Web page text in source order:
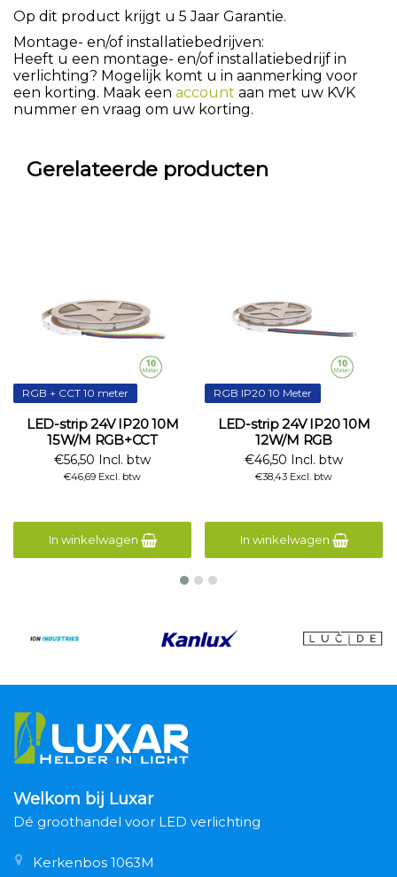
Op dit product krijgt u 5 Jaar Garantie.
Montage- en/of installatiebedrijven:
Heeft u een montage- en/of installatiebedrijf in
verlichting? Mogelijk komt u in aanmerking voor
een korting. Maak een account aan met uw KVK
nummer en vraag om uw korting.
Gerelateerde producten
RGB + CCT 10 meter
LED-strip 24V IP20 10M
15W/M RGB+CCT
€56,50 Incl. btw
€46,69 Excl. btw
In winkelwagen
RGB IP20 10 Meter
LED-strip 24V IP20 10M
12W/M RGB
€46,50 Incl. btw
€38,43 Excl. btw
In winkelwagen
Welkom bij Luxar
Dé groothandel voor LED verlichting
Kerkenbos 1063M